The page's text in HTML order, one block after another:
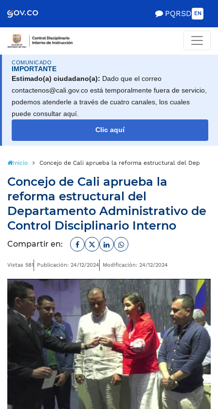
de Gobierno
PQRSD EN
COMUNICADO
IMPORTANTE
Estimado(a) ciudadano(a): Dado que el correo
contactenos@cali.gov.co está temporalmente fuera de servicio,
podemos atenderle a través de cuatro canales, los cuales
puede consultar aquí.
Clic aquí
Inicio Concejo de Cali aprueba la reforma estructural del
Concejo de Cali aprueba la
reforma estructural del
Departamento Administrativo de
Control Disciplinario Interno
Compartir en: Facebook
TwitterLinkedinWhatsapp
Vistas 581 Publicación: 24/12/2024 Modificación: 24/12/2024